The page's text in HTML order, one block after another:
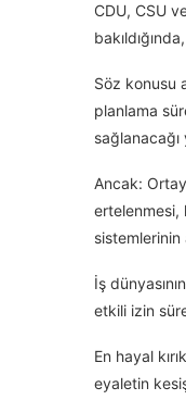
CDU, CSU
Söz konusu
planlama
Ancak:
ertelenmesi,
İş
etkili izin
En hayal
eyaletin